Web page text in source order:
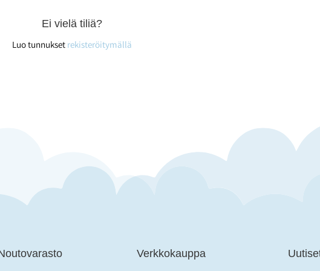
Ei vielä tiliä?
Luo tunnukset rekisteröitymällä
Verkkokauppa